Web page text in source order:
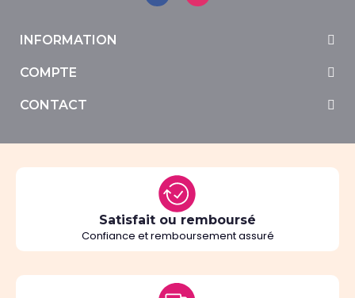
INFORMATION
COMPTE
CONTACT
Satisfait ou remboursé
Confiance et remboursement assuré